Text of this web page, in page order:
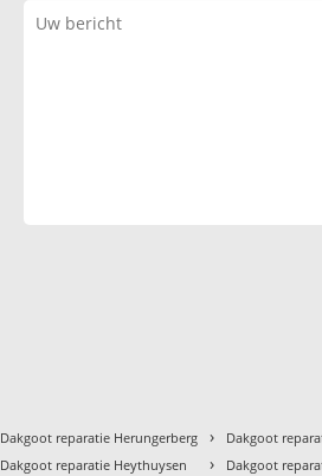
Dakgoot reparatie Herungerberg
Dakgoot reparatie Heythuysen
› Dakgoot
› Dakgoot